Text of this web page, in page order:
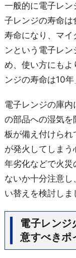
一般的に電子レ
子レンジの寿命
寿命になり、マイ
ンという電子レ
め、使い方にもよ
ンジの寿命は10年
電子レンジの庫
の部品への湿気を
板が備え付けら
が発火してしま
年劣化などで火
ないか十分注意
い替えを検討しま
電子レンジ
意すべきポ